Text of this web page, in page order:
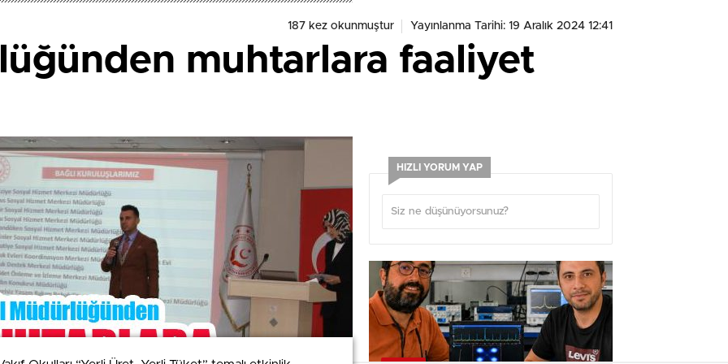
187 kez okunmuştur Yayınlanma Tarihi: 19 Aralık 2024 12:41
muhtarlara faaliyet
HIZLI YORUM YAP